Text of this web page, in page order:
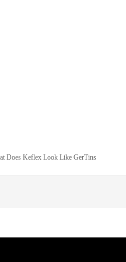
Does Keflex Look Like GerTins